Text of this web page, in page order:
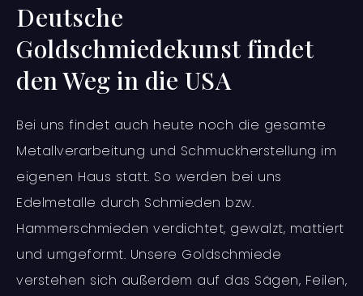
Deutsche
Goldschmiedekunst findet
den Weg in die USA
Bei uns findet auch heute noch die gesamte
Metallverarbeitung und Schmuckherstellung im
eigenen Haus statt. So werden bei uns
Edelmetalle durch Schmieden bzw.
Hammerschmieden verdichtet, gewalzt, mattiert
und umgeformt. Unsere Goldschmiede
verstehen sich außerdem auf das Sägen, Feilen,